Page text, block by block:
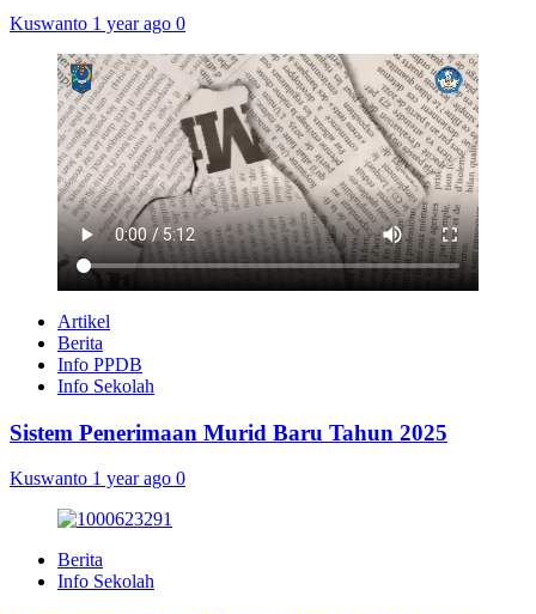
Kuswanto 1 year ago 0
Artikel
Berita
Info PPDB
Info Sekolah
Sistem Penerimaan Murid Baru Tahun 2025
Kuswanto 1 year ago 0
Berita
Info Sekolah